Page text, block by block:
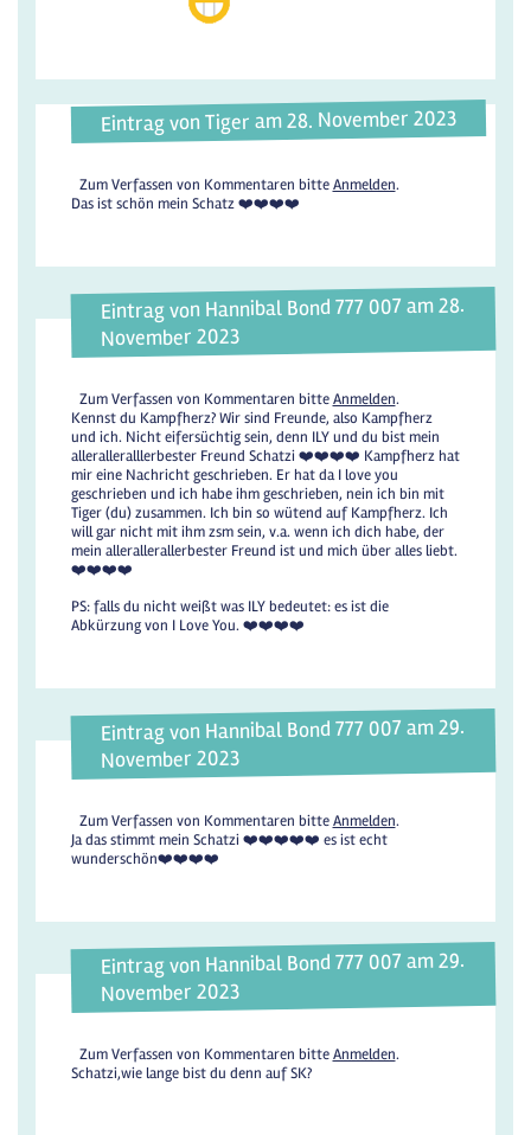
Eintrag von Tiger am 28. November 2023
Zum Verfassen von Kommentaren bitteAnmelden.
Das ist schön mein Schatz ❤️❤️❤️❤️
Eintrag von Hannibal Bond 777 007 am 28.
November 2023
Zum Verfassen von Kommentaren bitteAnmelden.
Kennst du Kampfherz? Wir sind Freunde, also Kampfherz
und ich. Nicht eifersüchtig sein, denn ILY und du bist mein
alleralleralllerbester Freund Schatzi ❤️❤️❤️❤️ Kampfherz hat
mir eine Nachricht geschrieben. Er hat da I love you
geschrieben und ich habe ihm geschrieben, nein ich bin mit
Tiger (du) zusammen. Ich bin so wütend auf Kampfherz. Ich
will gar nicht mit ihm zsm sein, v.a. wenn ich dich habe, der
mein allerallerallerbester Freund ist und mich über alles liebt.
❤️❤️❤️❤️
PS: falls du nicht weißt was ILY bedeutet: es ist die
Abkürzung von I Love You. ❤️❤️❤️❤️
Eintrag von Hannibal Bond 777 007 am 29.
November 2023
Zum Verfassen von Kommentaren bitteAnmelden.
Ja das stimmt mein Schatzi ❤️❤️❤️❤️❤️ es ist echt
wunderschön❤️❤️❤️❤️
Eintrag von Hannibal Bond 777 007 am 29.
November 2023
Zum Verfassen von Kommentaren bitteAnmelden.
Schatzi,wie lange bist du denn auf SK?